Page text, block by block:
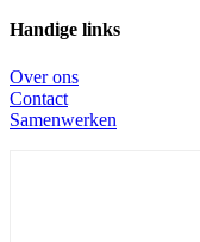
Handige links
Over ons
Contact
Samenwerken